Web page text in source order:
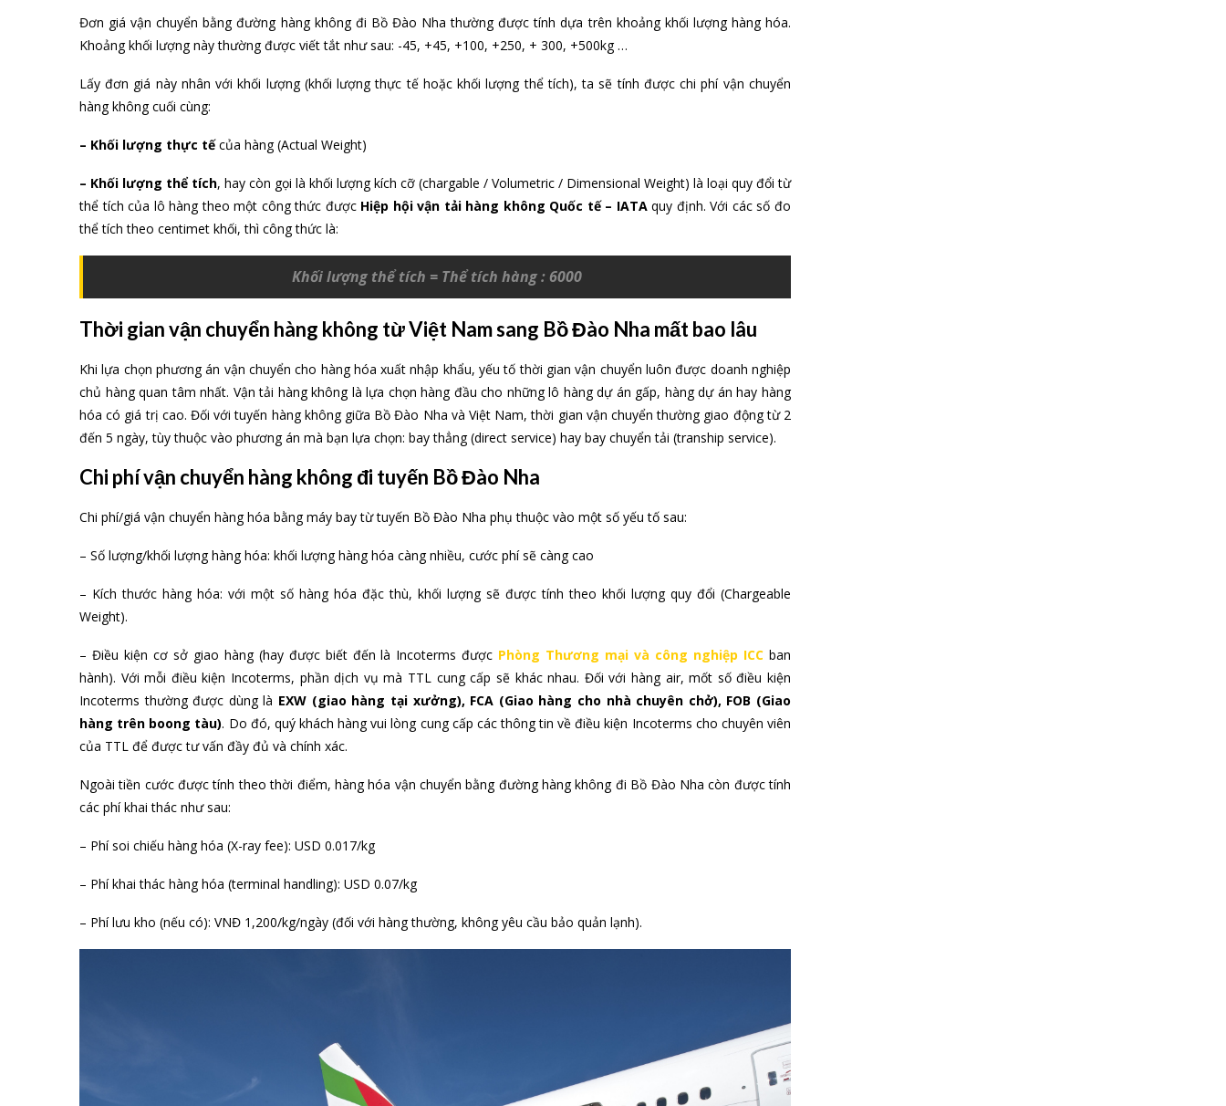
Đơn giá vận chuyển bằng đường hàng không đi Bồ Đào Nha thường được tính dựa trên khoảng khối lượng hàng hóa.
Khoảng khối lượng này thường được viết tắt như sau: -45, +45, +100, +250, + 300, +500kg …
Lấy đơn giá này nhân với khối lượng (khối lượng thực tế hoặc khối lượng thể tích), ta sẽ tính được chi phí vận chuyển
hàng không cuối cùng:
– Khối lượng thực tếcủa hàng (Actual Weight)
– Khối lượng thể tích, hay còn gọi là khối lượng kích cỡ (chargable / Volumetric / Dimensional Weight) là loại quy đổi từ
thể tích của lô hàng theo một công thức đượcHiệp hội vận tải hàng không Quốc tế – IATAquy định. Với các số đo
thể tích theo centimet khối, thì công thức là:
Khối lượng thể tích = Thể tích hàng : 6000
Thời gian vận chuyển hàng không từ Việt Nam sang Bồ Đào Nha mất bao lâu
Khi lựa chọn phương án vận chuyển cho hàng hóa xuất nhập khẩu, yếu tố thời gian vận chuyển luôn được doanh nghiệp
chủ hàng quan tâm nhất. Vận tải hàng không là lựa chọn hàng đầu cho những lô hàng dự án gấp, hàng dự án hay hàng
hóa có giá trị cao. Đối với tuyến hàng không giữa Bồ Đào Nha và Việt Nam, thời gian vận chuyển thường giao động từ 2
đến 5 ngày, tùy thuộc vào phương án mà bạn lựa chọn: bay thẳng (direct service) hay bay chuyển tải (tranship service).
Chi phí vận chuyển hàng không đi tuyến Bồ Đào Nha
Chi phí/giá vận chuyển hàng hóa bằng máy bay từ tuyến Bồ Đào Nha phụ thuộc vào một số yếu tố sau:
– Số lượng/khối lượng hàng hóa: khối lượng hàng hóa càng nhiều, cước phí sẽ càng cao
– Kích thước hàng hóa: với một số hàng hóa đặc thù, khối lượng sẽ được tính theo khối lượng quy đổi (Chargeable
Weight).
– Điều kiện cơ sở giao hàng (hay được biết đến là Incoterms được Phòng Thương mại và công nghiệp ICC ban
hành). Với mỗi điều kiện Incoterms, phần dịch vụ mà TTL cung cấp sẽ khác nhau. Đối với hàng air, mốt số điều kiện
Incoterms thường được dùng là EXW (giao hàng tại xưởng), FCA (Giao hàng cho nhà chuyên chở), FOB (Giao
hàng trên boong tàu). Do đó, quý khách hàng vui lòng cung cấp các thông tin về điều kiện Incoterms cho chuyên viên
của TTL để được tư vấn đầy đủ và chính xác.
Ngoài tiền cước được tính theo thời điểm, hàng hóa vận chuyển bằng đường hàng không đi Bồ Đào Nha còn được tính
các phí khai thác như sau:
– Phí soi chiếu hàng hóa (X-ray fee): USD 0.017/kg
– Phí khai thác hàng hóa (terminal handling): USD 0.07/kg
– Phí lưu kho (nếu có): VNĐ 1,200/kg/ngày (đối với hàng thường, không yêu cầu bảo quản lạnh).